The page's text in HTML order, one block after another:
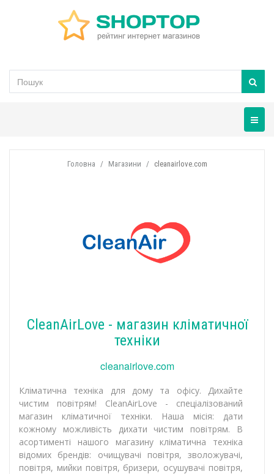
Головна Магазини cleanairlove.com
CleanAirLove - магазин кліматичної
техніки
cleanairlove.com
Кліматична техніка для дому та офісу. Дихайте
чистим повітрям! CleanAirLove - спеціалізований
магазин кліматичної техніки. Наша місія: дати
кожному можливість дихати чистим повітрям. В
асортименті нашого магазину кліматична техніка
відомих брендів: очищувачі повітря, зволожувачі,
повітря, мийки повітря, бризери, осушувачі повітря,